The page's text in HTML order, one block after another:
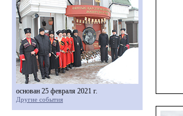
основан 25 февраля 2021 г.
Другие события